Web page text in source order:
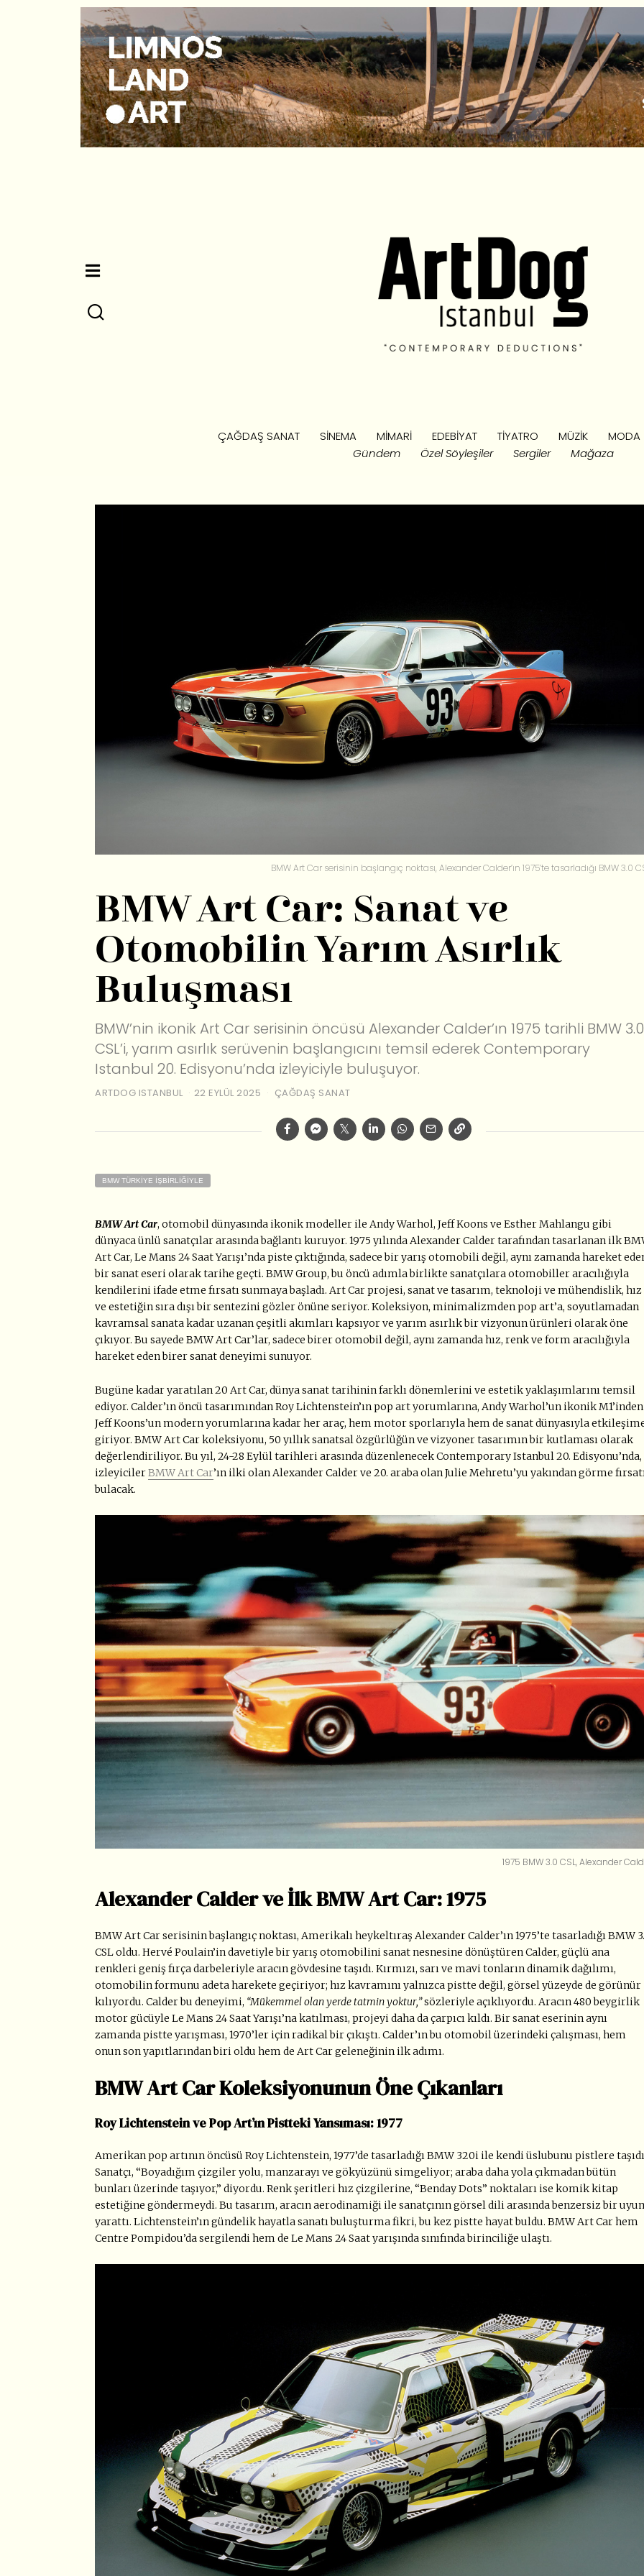
ÇAĞDAŞ SANAT SINEMA MIMARI EDEBIYAT TIYATRO MÜZIK
MODA
Gündem
Özel Söyleşiler Sergiler Mağaza
BMW Art Car serisinin başlangıç noktası, Alexander Calder’ın 1975’te tasarladığı BMW 3.0
BMW Art Car: Sanat ve
Otomobilin Yarım Asırlık
Buluşması
BMW’nin ikonik Art Car serisinin öncüsü Alexander Calder’ın 1975 tarihli BMW 3.0
CSL’i, yarım asırlık serüvenin başlangıcını temsil ederek Contemporary
Istanbul 20. Edisyonu’nda izleyiciyle buluşuyor.
ARTDOG ISTANBUL 22 EYLÜL 2025 ÇAĞDAŞ SANAT
BMW TÜRKİYE İŞBİRLİĞİYLE
BMW Art Car, otomobil dünyasında ikonik modeller ile Andy Warhol, Jeff Koons ve Esther Mahlangu gibi
dünyaca ünlü sanatçılar arasında bağlantı kuruyor. 1975 yılında Alexander Calder tarafından tasarlanan ilk
Art Car, Le Mans 24 Saat Yarışı’nda piste çıktığında, sadece bir yarış otomobili değil, aynı zamanda hareket
bir sanat eseri olarak tarihe geçti. BMW Group, bu öncü adımla birlikte sanatçılara otomobiller aracılığıyla
kendilerini ifade etme fırsatı sunmaya başladı. Art Car projesi, sanat ve tasarım, teknoloji ve mühendislik, hız
ve estetiğin sıra dışı bir sentezini gözler önüne seriyor. Koleksiyon, minimalizmden pop art’a, soyutlamadan
kavramsal sanata kadar uzanan çeşitli akımları kapsıyor ve yarım asırlık bir vizyonun ürünleri olarak öne
çıkıyor. Bu sayede BMW Art Car’lar, sadece birer otomobil değil, aynı zamanda hız, renk ve form aracılığıyla
hareket eden birer sanat deneyimi sunuyor.
Bugüne kadar yaratılan 20 Art Car, dünya sanat tarihinin farklı dönemlerini ve estetik yaklaşımlarını temsil
ediyor. Calder’ın öncü tasarımından Roy Lichtenstein’ın pop art yorumlarına, Andy Warhol’un ikonik M1’inden
Jeff Koons’un modern yorumlarına kadar her araç, hem motor sporlarıyla hem de sanat dünyasıyla
giriyor. BMW Art Car koleksiyonu, 50 yıllık sanatsal özgürlüğün ve vizyoner tasarımın bir kutlaması olarak
değerlendiriliyor. Bu yıl, 24-28 Eylül tarihleri arasında düzenlenecek Contemporary Istanbul 20. Edisyonu’nda,
izleyicilerBMW Art Car’ın ilki olan Alexander Calder ve 20. araba olanJulie Mehretu’yu yakından görme
bulacak.
1975 BMW 3.0 CSL, Alexander
Alexander Calder ve İlk BMW Art Car: 1975
BMW Art Car serisinin başlangıç noktası, Amerikalı heykeltıraş Alexander Calder’ın 1975’te tasarladığı BMW
CSL oldu. Hervé Poulain’in davetiyle bir yarış otomobilini sanat nesnesine dönüştüren Calder, güçlü ana
renkleri geniş fırça darbeleriyle aracın gövdesine taşıdı. Kırmızı, sarı ve mavi tonların dinamik dağılımı,
otomobilin formunu adeta harekete geçiriyor; hız kavramını yalnızca pistte değil, görsel yüzeyde de görünür
kılıyordu. Calder bu deneyimi, “Mükemmel olan yerde tatmin yoktur,”sözleriyle açıklıyordu. Aracın 480 beygirlik
motor gücüyle Le Mans 24 Saat Yarışı’na katılması, projeyi daha da çarpıcı kıldı. Bir sanat eserinin aynı
zamanda pistte yarışması, 1970’ler için radikal bir çıkıştı. Calder’ın bu otomobil üzerindeki çalışması, hem
onun son yapıtlarından biri oldu hem de Art Car geleneğinin ilk adımı.
BMW Art Car Koleksiyonunun Öne Çıkanları
Roy Lichtenstein ve Pop Art’ın Pistteki Yansıması: 1977
Amerikan pop artının öncüsü Roy Lichtenstein, 1977’de tasarladığı BMW 320i ile kendi üslubunu pistlere
Sanatçı, “Boyadığım çizgiler yolu, manzarayı ve gökyüzünü simgeliyor; araba daha yola çıkmadan bütün
bunları üzerinde taşıyor,” diyordu. Renk şeritleri hız çizgilerine, “Benday Dots” noktaları ise komik kitap
estetiğine göndermeydi. Bu tasarım, aracın aerodinamiği ile sanatçının görsel dili arasında benzersiz bir
yarattı. Lichtenstein’ın gündelik hayatla sanatı buluşturma fikri, bu kez pistte hayat buldu. BMW Art Car hem
Centre Pompidou’da sergilendi hem de Le Mans 24 Saat yarışında sınıfında birinciliğe ulaştı.